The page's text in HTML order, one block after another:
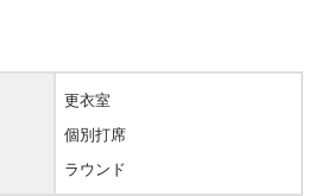
更衣室
個別打席
ラウンド